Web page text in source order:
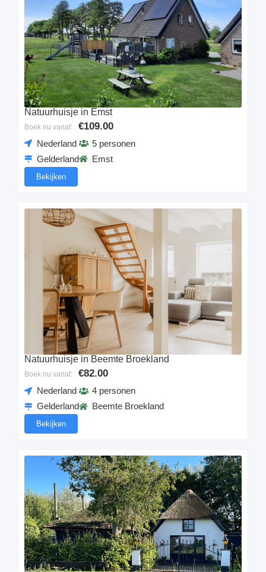
Natuurhuisje in Emst
Boek nu vanaf: €109.00
Nederland
Gelderland
5 personen
Emst
Bekijken
Natuurhuisje in Beemte Broekland
Boek nu vanaf: €82.00
Nederland
Gelderland
4 personen
Beemte Broekland
Bekijken